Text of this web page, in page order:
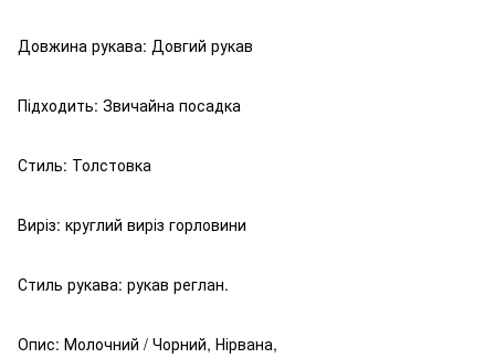
Довжина рукава: Довгий рукав
Підходить: Звичайна посадка
Стиль: Толстовка
Виріз: круглий виріз горловини
Стиль рукава: рукав реглан.
Опис: Молочний / Чорний, Нірвана,